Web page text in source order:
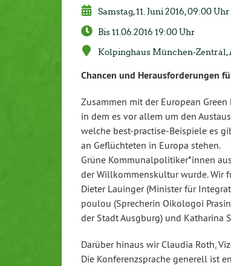
Samstag, 11. Juni 2016, 09:00 Uhr
Bis 11.06.2016 19:00 Uhr
Kol­ping­haus Mün­chen-Zen­tral,
Chancen und Her­aus­for­de­run­gen
Zusammen mit der European
in dem es vor allem um den
welche best-prac­tise-Bei­spie­le es
an Ge­flüch­te­ten in Europa stehen.
Grüne Kom­mu­nal­po­li­ti­ker*innen
der Will­kom­mens­kul­tur wurde. Wir
Dieter Lauinger (Minister für
pou­lou (Spre­che­rin Oikologoi
der Stadt Ausgburg) und Katharina
Darüber hinaus wir Claudia Roth,
Die Kon­fe­renz­spra­che generell ist